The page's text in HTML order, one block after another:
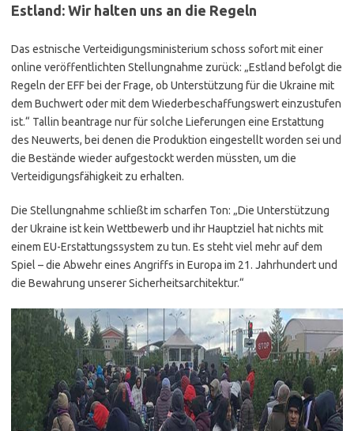
Estland: Wir halten uns an die Regeln
Das estnische Verteidigungsministerium schoss sofort mit einer
online veröffentlichten Stellungnahme zurück: „Estland befolgt die
Regeln der EFF bei der Frage, ob Unterstützung für die Ukraine mit
dem Buchwert oder mit dem Wiederbeschaffungswert einzustufen
ist.“ Tallin beantrage nur für solche Lieferungen eine Erstattung
des Neuwerts, bei denen die Produktion eingestellt worden sei und
die Bestände wieder aufgestockt werden müssten, um die
Verteidigungsfähigkeit zu erhalten.
Die Stellungnahme schließt im scharfen Ton: „Die Unterstützung
der Ukraine ist kein Wettbewerb und ihr Hauptziel hat nichts mit
einem EU-Erstattungssystem zu tun. Es steht viel mehr auf dem
Spiel – die Abwehr eines Angriffs in Europa im 21. Jahrhundert und
die Bewahrung unserer Sicherheitsarchitektur.“